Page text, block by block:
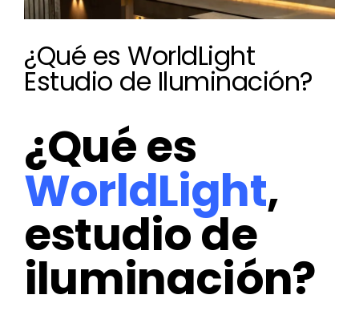
¿Qué es WorldLight
Estudio de Iluminación?
¿Qué es
WorldLight,
estudio de
iluminación?